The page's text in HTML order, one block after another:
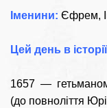
Іменини: Єфрем,
Цей день в
1657 —
(до повноліття